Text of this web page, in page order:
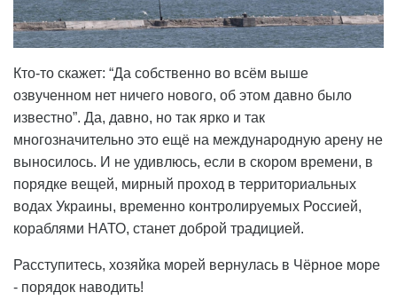
Кто-то скажет: “Да собственно во всём выше
озвученном нет ничего нового, об этом давно было
известно”. Да, давно, но так ярко и так
многозначительно это ещё на международную арену не
выносилось. И не удивлюсь, если в скором времени, в
порядке вещей, мирный проход в территориальных
водах Украины, временно контролируемых Россией,
кораблями НАТО, станет доброй традицией.
Расступитесь, хозяйка морей вернулась в Чёрное море
- порядок наводить!